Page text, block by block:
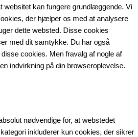
websitet kan fungere grundlæggende. Vi
der hjælper os med at analysere
dette websted. Disse cookies
med dit samtykke. Du har også
cookies. Men fravalg af nogle af
indvirkning på din browseroplevelse.
nødvendige for, at webstedet
inkluderer kun cookies, der sikrer